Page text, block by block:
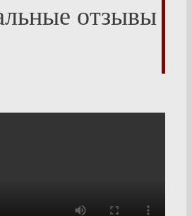
отзывы